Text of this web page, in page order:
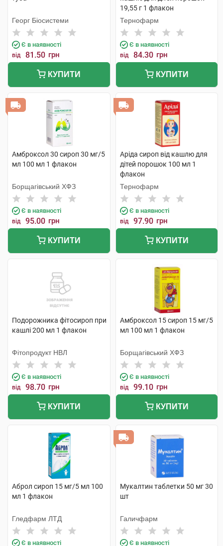
Георг Біосистеми
Є в наявності
від 81.50 грн
КУПИТИ
19,55 г 1 флакон
Тернофарм
Є в наявності
від 84.30 грн
КУПИТИ
Амброксол 30 сироп 30 мг/5
мл 100 мл 1 флакон
Борщагівський ХФЗ
Є в наявності
від 95.00 грн
КУПИТИ
Аріда сироп від кашлю для
дітей порошок 100 мл 1
флакон
Тернофарм
Є в наявності
від 97.90 грн
КУПИТИ
Подорожника фітосироп при
кашлі 200 мл 1 флакон
Фітопродукт НВЛ
Є в наявності
від 98.70 грн
КУПИТИ
Амброксол 15 сироп 15 мг/5
мл 100 мл 1 флакон
Борщагівський ХФЗ
Є в наявності
від 99.10 грн
КУПИТИ
Аброл сироп 15 мг/5 мл 100
мл 1 флакон
Гледфарм ЛТД
Є в наявності
Мукалтин таблетки 50 мг 30
шт
Галичфарм
Є в наявності